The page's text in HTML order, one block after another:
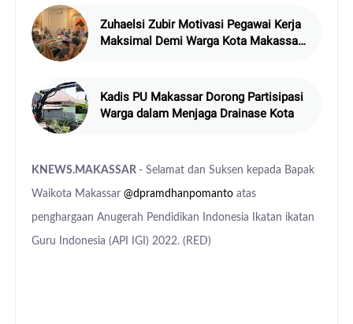
Zuhaelsi Zubir Motivasi Pegawai Kerja
Maksimal Demi Warga Kota Makassar
Kadis PU Makassar Dorong Partisipasi
Warga dalam Menjaga Drainase Kota
KNEWS.MAKASSAR - Selamat dan Suksen kepada Bapak
Waikota Makassar@dpramdhanpomanto atas
penghargaan Anugerah Pendidikan Indonesia Ikatan ikatan
Guru Indonesia (API IGI) 2022. (RED)